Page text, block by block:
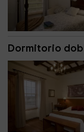
Dormitorio